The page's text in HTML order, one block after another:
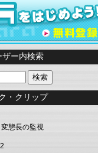
ザー内検索
・クリップ
態長の監視